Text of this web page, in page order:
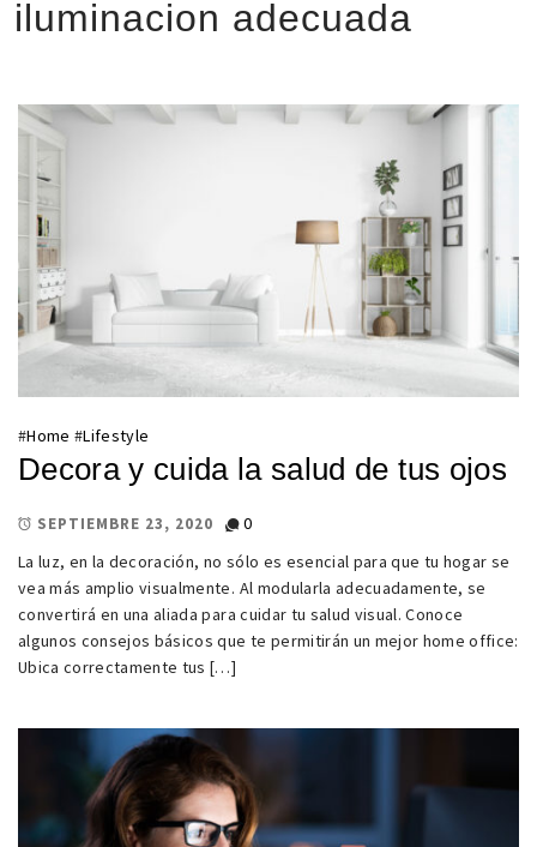
iluminacion adecuada
#Home #Lifestyle
Decora y cuida la salud de tus ojos
SEPTIEMBRE 23, 2020
0
La luz, en la decoración, no sólo es esencial para que tu hogar se
vea más amplio visualmente. Al modularla adecuadamente, se
convertirá en una aliada para cuidar tu salud visual. Conoce
algunos consejos básicos que te permitirán un mejor home office:
Ubica correctamente tus […]